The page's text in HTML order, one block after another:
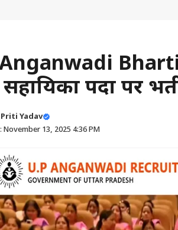
पदों पर
Priti Yadav
November 13, 2025 4:36 PM